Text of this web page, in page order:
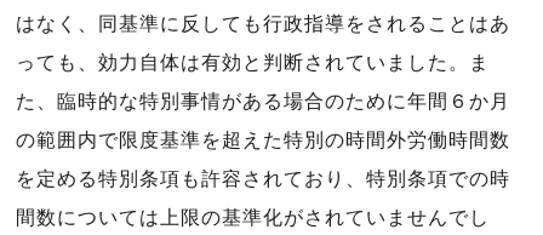
はなく、同基準に反しても行政指導をされることはあ
っても、効力自体は有効と判断されていました。ま
た、臨時的な特別事情がある場合のために年間６か月
の範囲内で限度基準を超えた特別の時間外労働時間数
を定める特別条項も許容されており、特別条項での時
間数については上限の基準化がされていませんでし